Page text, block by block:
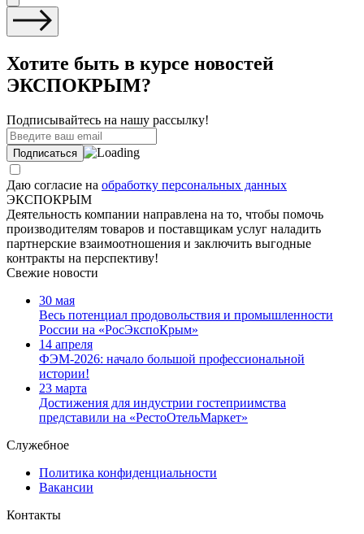
Хотите быть в курсе новостей
ЭКСПОКРЫМ?
Подписывайтесь на нашу рассылку!
Даю согласие на обработку персональных данных
ЭКСПОКРЫМ
Деятельность компании направлена на то, чтобы помочь
производителям товаров и поставщикам услуг наладить
партнерские взаимоотношения и заключить выгодные
контракты на перспективу!
Свежие новости
30 мая
Весь потенциал продовольствия и промышленности
России на «РосЭкспоКрым»
14 апреля
ФЭМ-2026: начало большой профессиональной
истории!
23 марта
Достижения для индустрии гостеприимства
представили на «РестоОтельМаркет»
Служебное
Политика конфиденциальности
Вакансии
Контакты